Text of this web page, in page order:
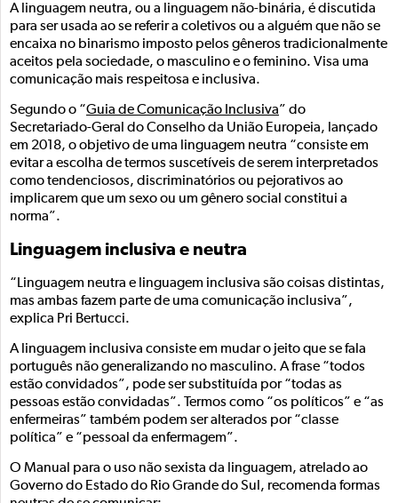
A linguagem neutra, ou a linguagem não-binária, é discutida
para ser usada ao se referir a coletivos ou a alguém que não se
encaixa no binarismo imposto pelos gêneros tradicionalmente
aceitos pela sociedade, o masculino e o feminino. Visa uma
comunicação mais respeitosa e inclusiva.
Segundo o “Guia de Comunicação Inclusiva” do
Secretariado-Geral do Conselho da União Europeia, lançado
em 2018, o objetivo de uma linguagem neutra “consiste em
evitar a escolha de termos suscetíveis de serem interpretados
como tendenciosos, discriminatórios ou pejorativos ao
implicarem que um sexo ou um gênero social constitui a
norma”.
Linguagem inclusiva e neutra
“Linguagem neutra e linguagem inclusiva são coisas distintas,
mas ambas fazem parte de uma comunicação inclusiva”,
explica Pri Bertucci.
A linguagem inclusiva consiste em mudar o jeito que se fala
português não generalizando no masculino. A frase “todos
estão convidados”, pode ser substituída por “todas as
pessoas estão convidadas”. Termos como “os políticos” e “as
enfermeiras” também podem ser alterados por “classe
política” e “pessoal da enfermagem”.
O Manual para o uso não sexista da linguagem, atrelado ao
Governo do Estado do Rio Grande do Sul, recomenda formas